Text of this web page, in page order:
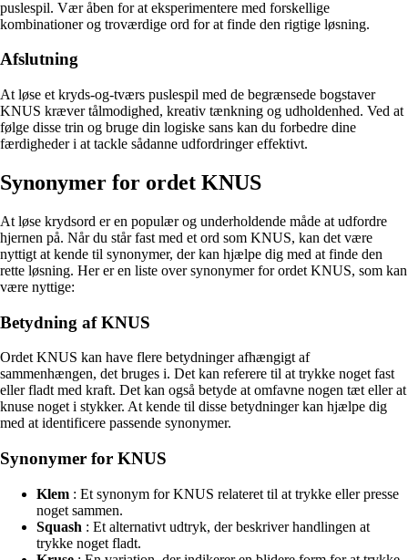
puslespil. Vær åben for at eksperimentere med forskellige
kombinationer og troværdige ord for at finde den rigtige løsning.
Afslutning
At løse et kryds-og-tværs puslespil med de begrænsede bogstaver
KNUS kræver tålmodighed, kreativ tænkning og udholdenhed. Ved at
følge disse trin og bruge din logiske sans kan du forbedre dine
færdigheder i at tackle sådanne udfordringer effektivt.
Synonymer for ordet KNUS
At løse krydsord er en populær og underholdende måde at udfordre
hjernen på. Når du står fast med et ord som KNUS, kan det være
nyttigt at kende til synonymer, der kan hjælpe dig med at finde den
rette løsning. Her er en liste over synonymer for ordet KNUS, som kan
være nyttige:
Betydning af KNUS
Ordet KNUS kan have flere betydninger afhængigt af
sammenhængen, det bruges i. Det kan referere til at trykke noget fast
eller fladt med kraft. Det kan også betyde at omfavne nogen tæt eller at
knuse noget i stykker. At kende til disse betydninger kan hjælpe dig
med at identificere passende synonymer.
Synonymer for KNUS
Klem : Et synonym for KNUS relateret til at trykke eller presse
noget sammen.
Squash : Et alternativt udtryk, der beskriver handlingen at
trykke noget fladt.